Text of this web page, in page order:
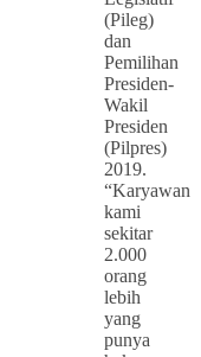
(Pileg)
dan
Pemilihan
Presiden-
Wakil
Presiden
(Pilpres)
2019.
“Karyawan
kami
sekitar
2.000
orang
lebih
yang
punya